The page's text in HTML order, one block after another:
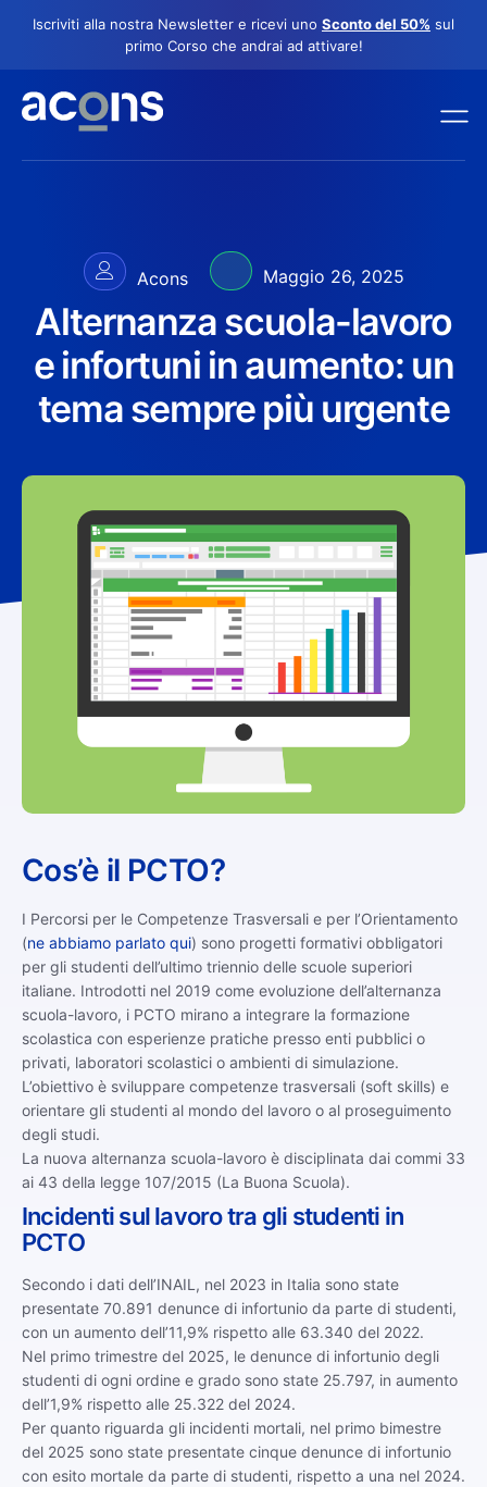
Iscriviti alla nostra Newsletter e ricevi uno Sconto del 50% sul
primo Corso che andrai ad attivare!
Acons Maggio 26, 2025
Alternanza scuola-lavoro
e infortuni in aumento: un
tema sempre più urgente
Cos’è il PCTO?
I Percorsi per le Competenze Trasversali e per l’Orientamento
(ne abbiamo parlato qui) sono progetti formativi obbligatori
per gli studenti dell’ultimo triennio delle scuole superiori
italiane. Introdotti nel 2019 come evoluzione dell’alternanza
scuola-lavoro, i PCTO mirano a integrare la formazione
scolastica con esperienze pratiche presso enti pubblici o
privati, laboratori scolastici o ambienti di simulazione.
L’obiettivo è sviluppare competenze trasversali (soft skills) e
orientare gli studenti al mondo del lavoro o al proseguimento
degli studi.
La nuova alternanza scuola-lavoro è disciplinata dai commi 33
ai 43 della legge 107/2015 (La Buona Scuola).
Incidenti sul lavoro tra gli studenti in
PCTO
Secondo i dati dell’INAIL, nel 2023 in Italia sono state
presentate 70.891 denunce di infortunio da parte di studenti,
con un aumento dell’11,9% rispetto alle 63.340 del 2022.
Nel primo trimestre del 2025, le denunce di infortunio degli
studenti di ogni ordine e grado sono state 25.797, in aumento
dell’1,9% rispetto alle 25.322 del 2024.
Per quanto riguarda gli incidenti mortali, nel primo bimestre
del 2025 sono state presentate cinque denunce di infortunio
con esito mortale da parte di studenti, rispetto a una nel 2024.